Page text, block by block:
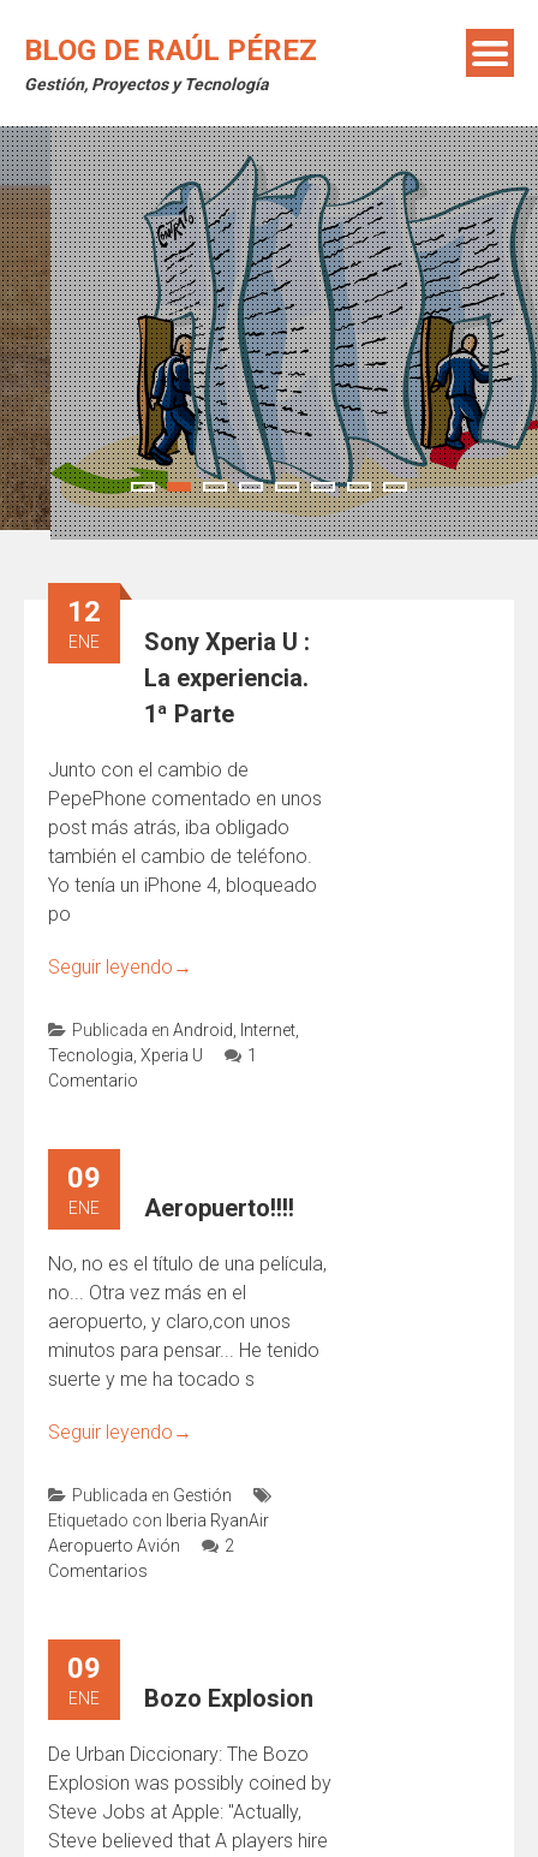
BLOG DE RAÚL PÉREZ
Gestión, Proyectos y Tecnología
12
ENE
Sony Xperia U :
La experiencia.
1ª Parte
Junto con el cambio de
PepePhone comentado en unos
post más atrás, iba obligado
también el cambio de teléfono.
Yo tenía un iPhone 4, bloqueado
po
Seguir leyendo →
Publicada en Android, Internet,
Tecnologia, Xperia U
1
Comentario
09
ENE Aeropuerto!!!!
No, no es el título de una película,
no... Otra vez más en el
aeropuerto, y claro,con unos
minutos para pensar... He tenido
suerte y me ha tocado s
Seguir leyendo →
Publicada en Gestión
Etiquetado con Iberia RyanAir
Aeropuerto Avión
2
Comentarios
09
ENE Bozo Explosion
De Urban Diccionary: The Bozo
Explosion was possibly coined by
Steve Jobs at Apple: "Actually,
Steve believed that A players hire